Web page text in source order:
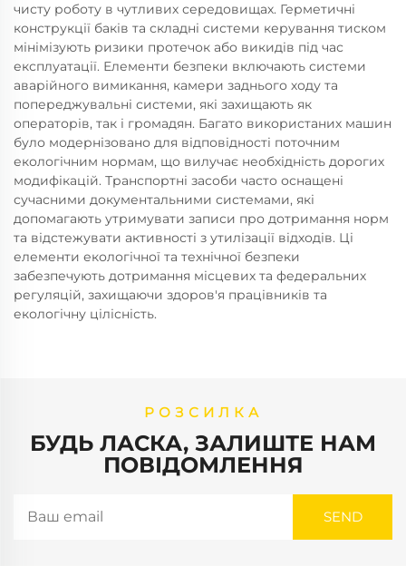
чисту роботу в чутливих середовищах. Герметичні
конструкції баків та складні системи керування тиском
мінімізують ризики протечок або викидів під час
експлуатації. Елементи безпеки включають системи
аварійного вимикання, камери заднього ходу та
попереджувальні системи, які захищають як
операторів, так і громадян. Багато використаних машин
було модернізовано для відповідності поточним
екологічним нормам, що вилучає необхідність дорогих
модифікацій. Транспортні засоби часто оснащені
сучасними документальними системами, які
допомагають утримувати записи про дотримання норм
та відстежувати активності з утилізації відходів. Ці
елементи екологічної та технічної безпеки
забезпечують дотримання місцевих та федеральних
регуляцій, захищаючи здоров'я працівників та
екологічну цілісність.
РОЗСИЛКА
БУДЬ ЛАСКА, ЗАЛИШТЕ НАМ
ПОВІДОМЛЕННЯ